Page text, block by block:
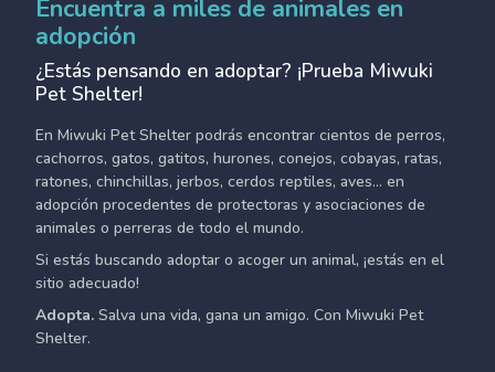
Encuentra a miles de animales en
adopción
¿Estás pensando en adoptar? ¡Prueba Miwuki
Pet Shelter!
En Miwuki Pet Shelter podrás encontrar cientos de perros,
cachorros, gatos, gatitos, hurones, conejos, cobayas, ratas,
ratones, chinchillas, jerbos, cerdos reptiles, aves... en
adopción procedentes de protectoras y asociaciones de
animales o perreras de todo el mundo.
Si estás buscando adoptar o acoger un animal, ¡estás en el
sitio adecuado!
Adopta. Salva una vida, gana un amigo. Con Miwuki Pet
Shelter.